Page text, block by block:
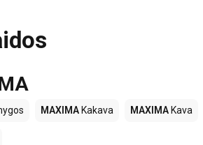
MAXIMA Kakava MAXIMA Kava